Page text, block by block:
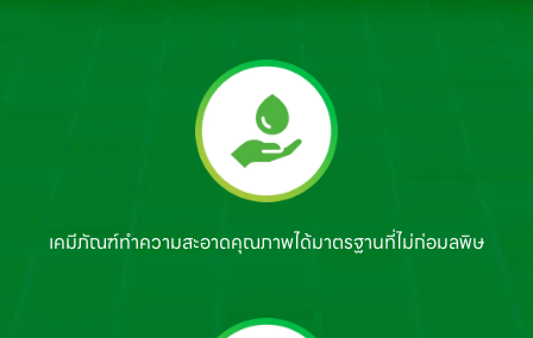
เคมีภัณฑ์ทำความสะอาดคุณภาพได้มาตรฐานที่ไม่ก่อมลพิษ